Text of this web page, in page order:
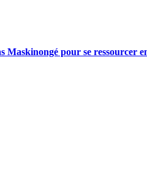
Maskinongé pour se ressourcer